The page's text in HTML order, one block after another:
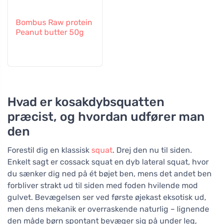
Bombus Raw protein
Peanut butter 50g
Hvad er kosakdybsquatten
præcist, og hvordan udfører man
den
Forestil dig en klassisk squat. Drej den nu til siden.
Enkelt sagt er cossack squat en dyb lateral squat, hvor
du sænker dig ned på ét bøjet ben, mens det andet ben
forbliver strakt ud til siden med foden hvilende mod
gulvet. Bevægelsen ser ved første øjekast eksotisk ud,
men dens mekanik er overraskende naturlig – lignende
den måde børn spontant bevæger sig på under leg,